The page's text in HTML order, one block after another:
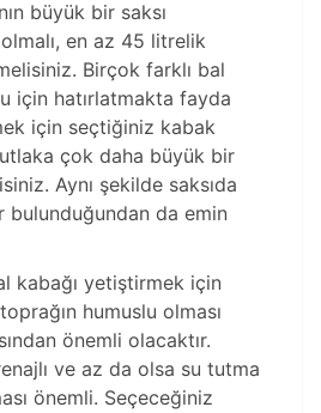
büyük bir saksı
en az 45 litrelik
Birçok farklı bal
için hatırlatmakta fayda
için seçtiğiniz kabak
çok daha büyük bir
Aynı şekilde saksıda
bulunduğundan da emin
kabağı yetiştirmek için
humuslu olması
önemli olacaktır.
ve az da olsa su tutma
önemli. Seçeceğiniz